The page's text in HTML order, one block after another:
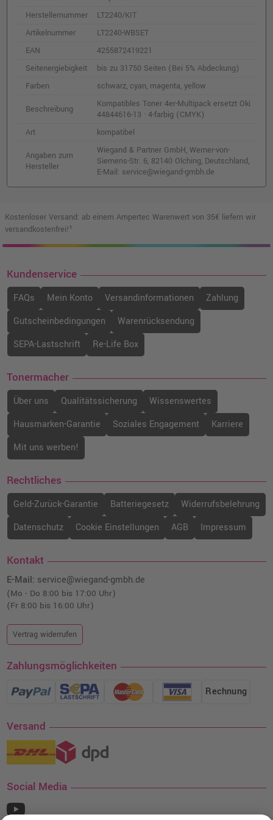
Herstellernummer
LT2240/KIT
Artikelnummer
LT2240-WBSET
EAN
4255872419221
Seitenergiebigkeit
bis zu 31750 Seiten (Bei 5% Abdeckung)
Farben
schwarz, cyan, magenta, yellow
Beschreibung
Kompatibles Toner 4er-Multipack ersetzt Oki
44844616-13 · 4-farbig (CMYK)
Art
kompatibel
Angaben zum
Hersteller
Wiegand & Partner GmbH, Werner-von-
Siemens-Str. 6, 82140 Olching, Deutschland,
E-Mail: service@wiegand-gmbh.de
Kostenloser Versand: ab einem Ampertec Warenwert von 35€ liefern wir
versandkostenfrei!¹
Kundenservice
FAQs Mein Konto Versandinformationen
Zahlung
Gutscheinbedingungen
Warenrücksendung
SEPA-Lastschrift
Re-Life Box
Tonermacher
Über uns Qualitätssicherung
Wissenswertes
Hausmarken-Garantie
Soziales Engagement
Karriere
Mit uns werben!
Rechtliches
Geld-Zurück-Garantie Batteriegesetz
Widerrufsbelehrung
Datenschutz
Cookie Einstellungen AGB Impressum
Kontakt
E-Mail: service@wiegand-gmbh.de
(Mo - Do 8:00 bis 17:00 Uhr)
(Fr 8:00 bis 16:00 Uhr)
Vertrag widerrufen
Zahlungsmöglichkeiten
Rechnung
Versand
Social Media